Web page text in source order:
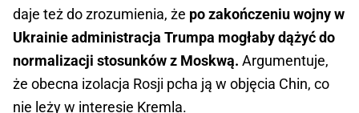
daje też do zrozumienia, że po zakończeniu wojny w
Ukrainie administracja Trumpa mogłaby dążyć do
normalizacji stosunków z Moskwą. Argumentuje,
że obecna izolacja Rosji pcha ją w objęcia Chin, co
nie leży w interesie Kremla.